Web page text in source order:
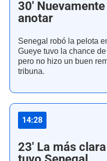
30'
anotar
Senegal robó la pelota
Gueye tuvo la chance
pero no hizo un buen
tribuna.
14:28
23' La más